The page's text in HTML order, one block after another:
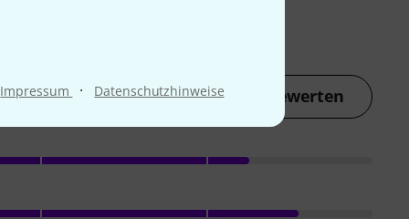
Impressum · Datenschutzhinweise Jetzt bewerten